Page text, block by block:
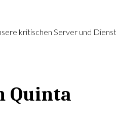
kritischen Server und
Quinta